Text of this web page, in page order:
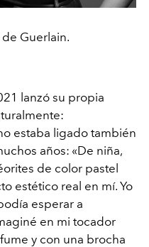
Guerlain.
lanzó su propia
estaba ligado también
años: «De niña,
de color pastel
estético real en mí. Yo
esperar a
en mi tocador
y con una brocha